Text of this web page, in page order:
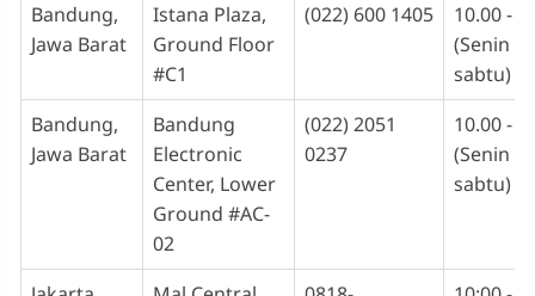
Bandung,
Jawa Barat
Istana Plaza,
Ground Floor
#C1
(022) 600 1405
10.00 -
(Senin -
sabtu)
Bandung,
Jawa Barat
Bandung
Electronic
Center, Lower
Ground #AC-
02
(022) 2051
0237
10.00 -
(Senin -
sabtu)